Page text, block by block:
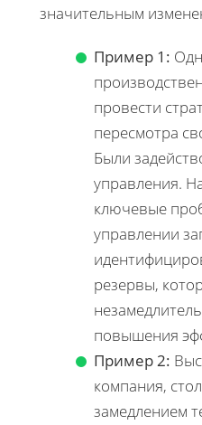
значительным
Пример 1:
провести
пересмотра
Были
управления.
ключевые
управлении
резервы,
повышения
Пример 2:
компания,
замедлением